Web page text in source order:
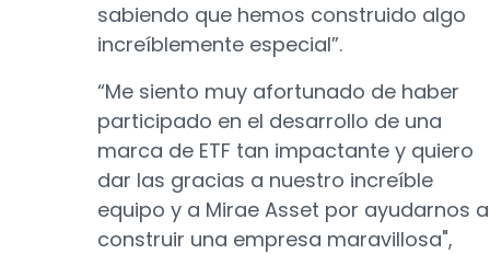
sabiendo que hemos construido algo
increíblemente especial”.
“Me siento muy afortunado de haber
participado en el desarrollo de una
marca de ETF tan impactante y quiero
dar las gracias a nuestro increíble
equipo y a Mirae Asset por ayudarnos a
construir una empresa maravillosa",